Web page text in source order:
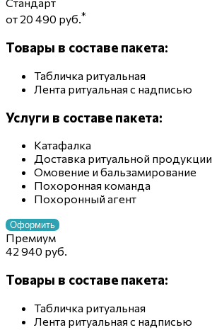
от 20 490 руб.*
Товары в составе пакета:
Табличка ритуальная
Лента ритуальная с надписью
Услуги в составе пакета:
Катафалка
Доставка ритуальной продукции
Омовение и бальзамирование
Похоронная команда
Похоронный агент
Оформить
Премиум
42 940 руб.
Товары в составе пакета:
Табличка ритуальная
Лента ритуальная с надписью